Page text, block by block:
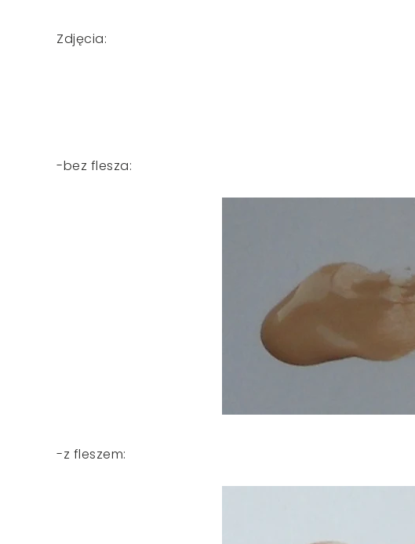
Zdjęcia:
-bez flesza:
-z fleszem: